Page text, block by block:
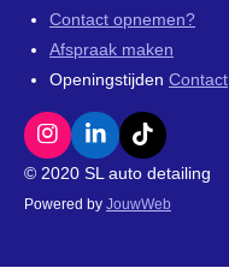
Contact opnemen?
Afspraak maken
Openingstijden Contact
I
n
t
L
i
k
T
i
T
© 2020 SL auto detailing
Powered by JouwWeb